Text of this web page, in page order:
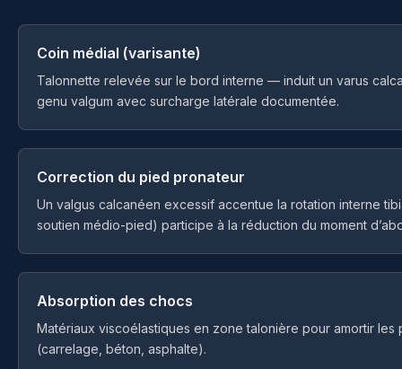
Coin médial (varisante)
Talonnette relevée sur le bord interne — induit un varus
genu valgum avec surcharge latérale documentée.
Correction du pied pronateur
Un valgus calcanéen excessif accentue la rotation interne
soutien médio-pied) participe à la réduction du moment
Absorption des chocs
Matériaux viscoélastiques en zone talonière pour amortir
(carrelage, béton, asphalte).